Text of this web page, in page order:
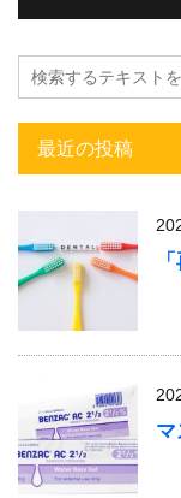
最近の投稿
マ